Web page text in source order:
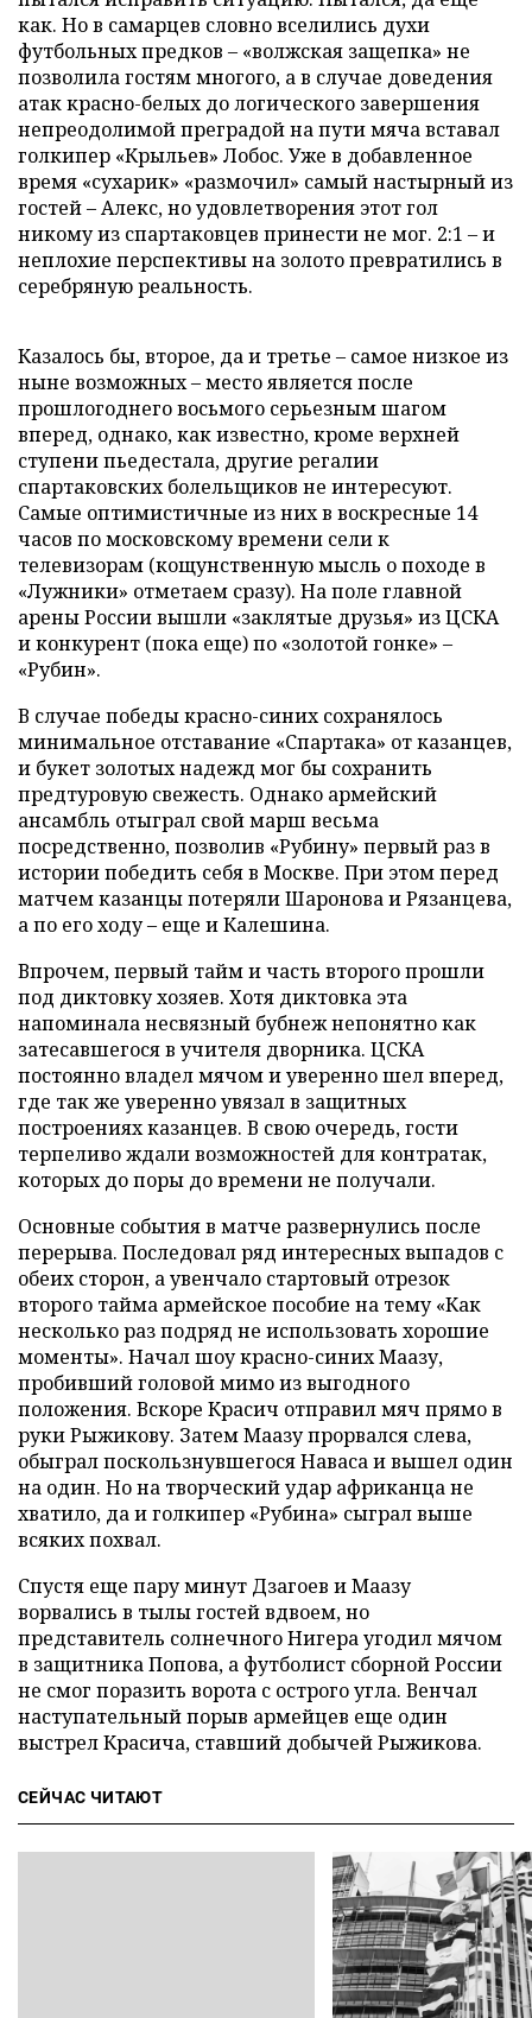
как. Но в самарцев словно вселились духи
футбольных предков – «волжская защепка» не
позволила гостям многого, а в случае доведения
атак красно-белых до логического завершения
непреодолимой преградой на пути мяча вставал
голкипер «Крыльев» Лобос. Уже в добавленное
время «сухарик» «размочил» самый настырный из
гостей – Алекс, но удовлетворения этот гол
никому из спартаковцев принести не мог. 2:1 – и
неплохие перспективы на золото превратились в
серебряную реальность.
Казалось бы, второе, да и третье – самое низкое из
ныне возможных – место является после
прошлогоднего восьмого серьезным шагом
вперед, однако, как известно, кроме верхней
ступени пьедестала, другие регалии
спартаковских болельщиков не интересуют.
Самые оптимистичные из них в воскресные 14
часов по московскому времени сели к
телевизорам (кощунственную мысль о походе в
«Лужники» отметаем сразу). На поле главной
арены России вышли «заклятые друзья» из ЦСКА
и конкурент (пока еще) по «золотой гонке» –
«Рубин».
В случае победы красно-синих сохранялось
минимальное отставание «Спартака» от казанцев,
и букет золотых надежд мог бы сохранить
предтуровую свежесть. Однако армейский
ансамбль отыграл свой марш весьма
посредственно, позволив «Рубину» первый раз в
истории победить себя в Москве. При этом перед
матчем казанцы потеряли Шаронова и Рязанцева,
а по его ходу – еще и Калешина.
Впрочем, первый тайм и часть второго прошли
под диктовку хозяев. Хотя диктовка эта
напоминала несвязный бубнеж непонятно как
затесавшегося в учителя дворника. ЦСКА
постоянно владел мячом и уверенно шел вперед,
где так же уверенно увязал в защитных
построениях казанцев. В свою очередь, гости
терпеливо ждали возможностей для контратак,
которых до поры до времени не получали.
Основные события в матче развернулись после
перерыва. Последовал ряд интересных выпадов с
обеих сторон, а увенчало стартовый отрезок
второго тайма армейское пособие на тему «Как
несколько раз подряд не использовать хорошие
моменты». Начал шоу красно-синих Маазу,
пробивший головой мимо из выгодного
положения. Вскоре Красич отправил мяч прямо в
руки Рыжикову. Затем Маазу прорвался слева,
обыграл поскользнувшегося Наваса и вышел один
на один. Но на творческий удар африканца не
хватило, да и голкипер «Рубина» сыграл выше
всяких похвал.
Спустя еще пару минут Дзагоев и Маазу
ворвались в тылы гостей вдвоем, но
представитель солнечного Нигера угодил мячом
в защитника Попова, а футболист сборной России
не смог поразить ворота с острого угла. Венчал
наступательный порыв армейцев еще один
выстрел Красича, ставший добычей Рыжикова.
СЕЙЧАС ЧИТАЮТ